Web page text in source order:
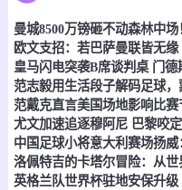
情报
坦桑超
福斯特FC
情报
欧文支招：若巴萨曼联皆无
皇马闪电突袭B席谈判桌 门
尤文加速追逐穆阿尼 巴黎咬
洛佩特吉的卡塔尔冒险：从